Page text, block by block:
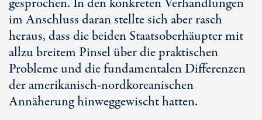
im Anschluss daran stellte sich aber rasch
heraus, dass die beiden Staatsoberhäupter mit
allzu breitem Pinsel über die praktischen
Probleme und die fundamentalen Differenzen
der amerikanisch-nordkoreanischen
Annäherung hinweggewischt hatten.